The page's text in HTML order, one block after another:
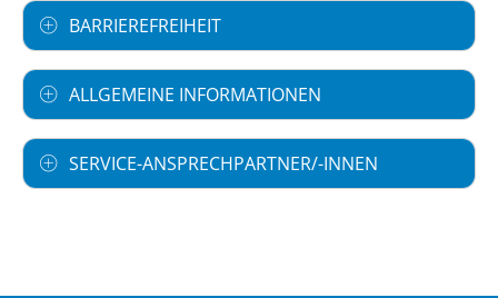
BARRIEREFREIHEIT
ALLGEMEINE INFORMATIONEN
SERVICE-ANSPRECHPARTNER/-INNEN